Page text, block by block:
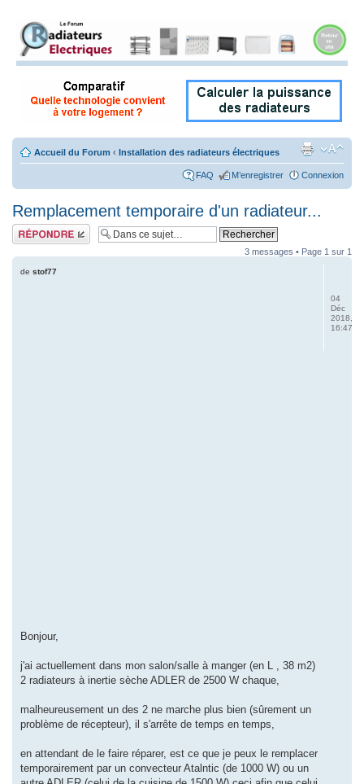
Accueil du Forum ‹ Installation des radiateurs électriques
FAQ M’enregistrer Connexion
Remplacement temporaire d'un radiateur...
Répondre
3 messages • Page 1 sur 1
de stof77
Bonjour,
j'ai actuellement dans mon salon/salle à manger (en L , 38 m2)
2 radiateurs à inertie sèche ADLER de 2500 W chaque,
malheureusement un des 2 ne marche plus bien (sûrement un
problème de récepteur), il s'arrête de temps en temps,
en attendant de le faire réparer, est ce que je peux le remplacer
temporairement par un convecteur Atalntic (de 1000 W) ou un
04
Déc
2018,
16:47